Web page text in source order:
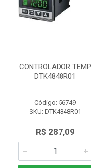
CONTROLADOR TEMP
DTK4848R01
Código: 56749
SKU: DTK4848R01
R$ 287,09